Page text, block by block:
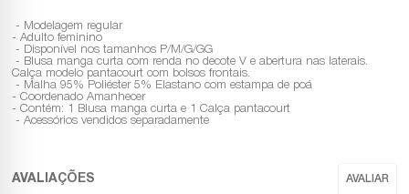
- Modelagem regular
- Adulto feminino
- Disponível nos tamanhos P/M/G/GG
- Blusa manga curta com renda no decote V e abertura nas laterais.
Calça modelo pantacourt com bolsos frontais.
- Malha 95% Poliéster 5% Elastano com estampa de poá
- Coordenado Amanhecer
- Contém: 1 Blusa manga curta e 1 Calça pantacourt
- Acessórios vendidos separadamente